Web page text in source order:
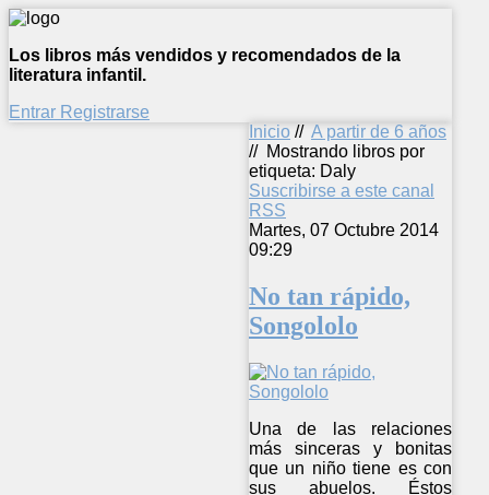
Los libros más vendidos y recomendados de la
literatura infantil.
Entrar Registrarse
Inicio // A partir de 6 años
// Mostrando libros por
etiqueta: Daly
Suscribirse a este canal
RSS
Martes, 07 Octubre 2014
09:29
No tan rápido,
Songololo
Una de las relaciones
más sinceras y bonitas
que un niño tiene es con
sus abuelos. Éstos